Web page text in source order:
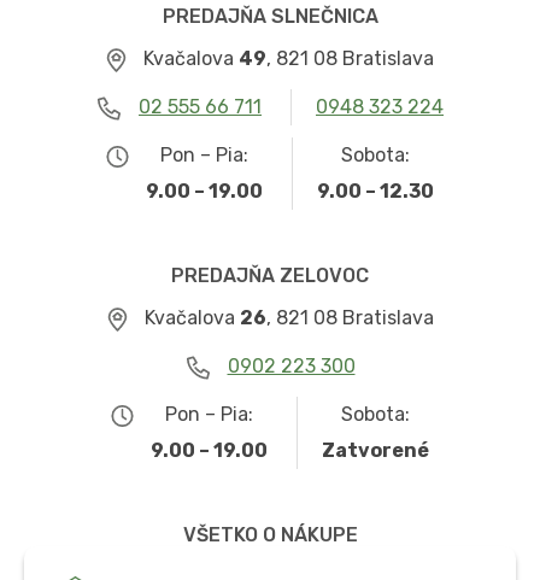
PREDAJŇA SLNEČNICA
Kvačalova 49, 821 08 Bratislava
02 555 66 711 0948 323 224
Pon – Pia:
9.00 – 19.00
Sobota:
9.00 – 12.30
PREDAJŇA ZELOVOC
Kvačalova 26, 821 08 Bratislava
0902 223 300
Pon – Pia:
9.00 – 19.00
Sobota:
Zatvorené
VŠETKO O NÁKUPE